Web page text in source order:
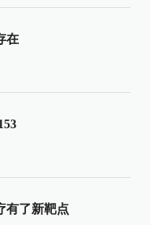
在
有了新靶点